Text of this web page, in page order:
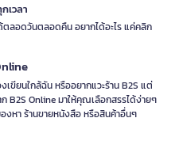
เวลา
ลอดวันตลอดคืน อยากได้อะไร แค่คลิก
ขียนใกล้ฉัน หรืออยากแวะร้าน B2S แต่
ก B2S Online มาให้คุณเลือกสรรได้ง่ายๆ
หา ร้านขายหนังสือ หรือสินค้าอื่นๆ